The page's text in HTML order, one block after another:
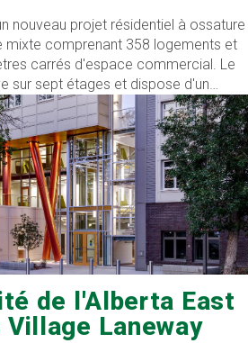
nouveau projet résidentiel à ossature
mixte comprenant 358 logements et
carrés d'espace commercial. Le
sur sept étages et dispose d'un
en surface et de deux niveaux de
de l'Alberta East
Village Laneway